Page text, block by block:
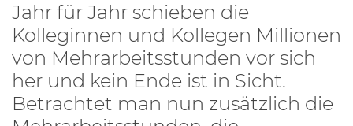
Jahr für Jahr schieben die
Kolleginnen und Kollegen Millionen
von Mehrarbeitsstunden vor sich
her und kein Ende ist in Sicht.
Betrachtet man nun zusätzlich die